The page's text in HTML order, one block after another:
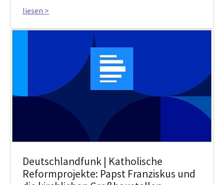
liesen >
Deutschlandfunk | Katholische
Reformprojekte: Papst Franziskus und